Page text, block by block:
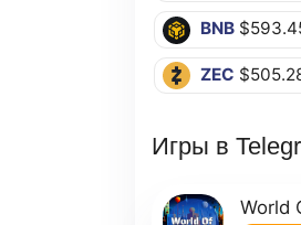
BNB
ZEC
Игры в
World